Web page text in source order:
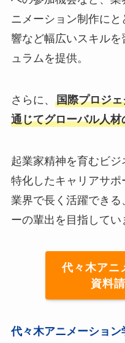
ニメーション制作に
響など幅広いスキル
ュラムを提供。
さらに、 国際プロジ
通じてグローバル人材
起業家精神を育むビ
特化したキャリアサ
業界で長く活躍でき
ーの輩出を目指してい
代々木アニ
資料
代々木アニメーション